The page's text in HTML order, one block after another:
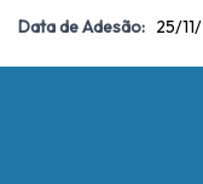
Data de Adesão: 25/